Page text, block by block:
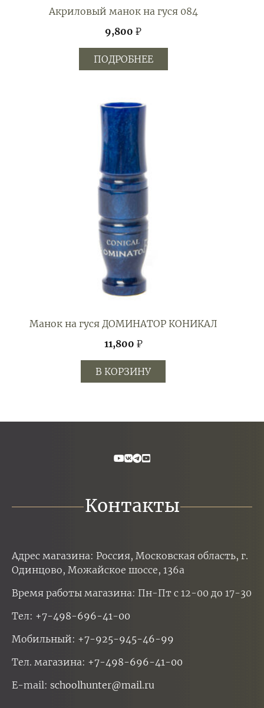
Акриловый манок на гуся 084
9,800 ₽
ПОДРОБНЕЕ
Манок на гуся ДОМИНАТОР КОНИКАЛ
11,800 ₽
В КОРЗИНУ
Контакты
Адрес магазина: Россия, Московская область, г.
Одинцово, Можайское шоссе, 136а
Время работы магазина: Пн-Пт с 12-00 до 17-30
Тел: +7-498-696-41-00
Мобильный: +7-925-945-46-99
Тел. магазина: +7-498-696-41-00
E-mail: schoolhunter@mail.ru